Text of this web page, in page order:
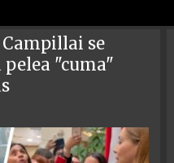
se
"cuma"